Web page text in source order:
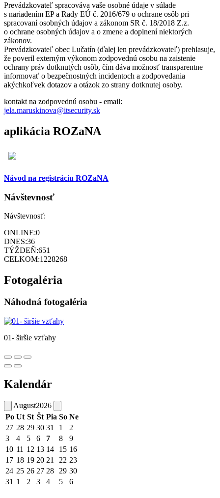
Prevádzkovateľ spracováva vaše osobné údaje v súlade
s nariadením EP a Rady EÚ č. 2016/679 o ochrane osôb pri
spracovaní osobných údajov a zákonom SR č. 18/2018 Z.z.
o ochrane osobných údajov a o zmene a doplnení niektorých
zákonov.
Prevádzkovateľ obec Lučatín (ďalej len prevádzkovateľ) prehlasuje,
že poveril externým výkonom zodpovednú osobu na zaistenie
ochrany práv dotknutých osôb, čím dáva možnosť transparentne
informovať o bezpečnostných incidentoch a zodpovedania
akýchkoľvek dotazov a otázok zo strany dotknutej osoby.
kontakt na zodpovednú osobu - email:
jela.maruskinova@itsecurity.sk
aplikácia ROZaNA
Návod na registráciu ROZaNA
Návštevnosť
Návštevnosť:
ONLINE:0
DNES:36
TÝŽDEŇ:651
CELKOM:1228268
Fotogaléria
Náhodná fotogaléria
01- širšie vzťahy
Kalendár
August2026
Po Ut St Št Pia So Ne
27 28 29 30 31 1
2
3
4 5 6 7 8
9
10 11 12 13 14 15 16
17 18 19 20 21 22 23
24 25 26 27 28 29 30
31 1 2 3 4 5 6